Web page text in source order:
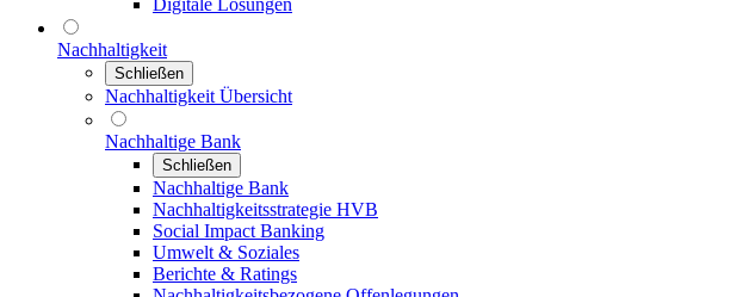
Digitale Lösungen
Nachhaltigkeit
Schließen
Nachhaltigkeit Übersicht
Nachhaltige Bank
Schließen
Nachhaltige Bank
Nachhaltigkeitsstrategie HVB
Social Impact Banking
Umwelt & Soziales
Berichte & Ratings